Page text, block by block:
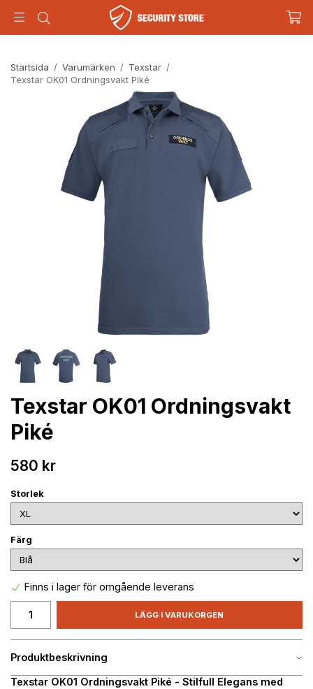
Startsida / Varumärken / Texstar /
Texstar OK01 Ordningsvakt Piké
Texstar OK01 Ordningsvakt
Piké
580 kr
Storlek
Färg
Finns i lager för omgående leverans
LÄGG I VARUKORGEN
Produktbeskrivning
Texstar OK01 Ordningsvakt Piké - Stilfull Elegans med